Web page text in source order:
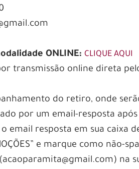
ONLINE: CLIQUE AQUI
transmissão online direta
do retiro, onde
por um email-resposta
email resposta em sua caixa
e marque como não-
na